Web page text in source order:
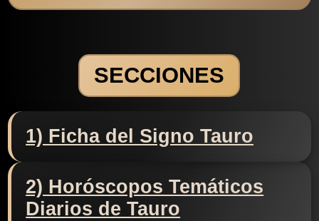
SECCIONES
1) Ficha del Signo Tauro
2) Horóscopos Temáticos
Diarios de Tauro